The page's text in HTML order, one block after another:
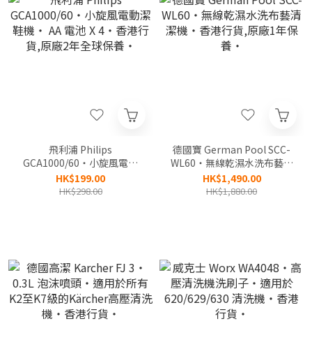
飛利浦 Philips
GCA1000/60‧小旋風電動
潔鞋機‧ AA 電池 X 4‧香港
行貨,原廠2年全球保養‧
HK$199.00
HK$298.00
德國寶 German Pool SCC-
WL60‧無線乾濕水洗布藝清
潔機‧香港行貨,原廠1年保
養‧
HK$1,490.00
HK$1,880.00